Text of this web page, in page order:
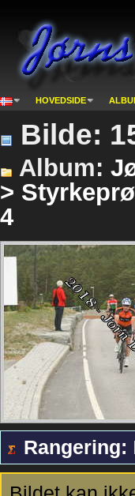
HOVEDSIDE
Bilde:
Album:
>
4
Rangering: